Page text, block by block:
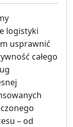
logistyki
usprawnić
całego
– od